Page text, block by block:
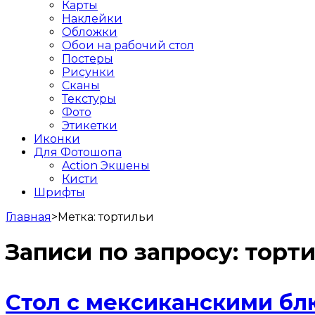
Карты
Наклейки
Обложки
Обои на рабочий стол
Постеры
Рисунки
Сканы
Текстуры
Фото
Этикетки
Иконки
Для Фотошопа
Action Экшены
Кисти
Шрифты
Главная>Метка:тортильи
Записи по запросу:
Стол с мексиканскими